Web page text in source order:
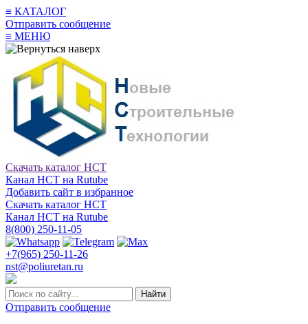
≡ КАТАЛОГ
Отправить сообщение
≡ МЕНЮ
Скачать каталог НСТ
Канал НСТ на Rutube
Добавить сайт в избранное
Скачать каталог НСТ
Канал НСТ на Rutube
8(800) 250-11-05
+7(965) 250-11-26
nst@poliuretan.ru
Найти
Отправить сообщение